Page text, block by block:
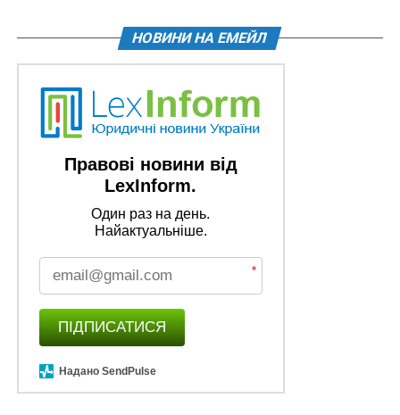
НОВИНИ НА ЕМЕЙЛ
Правові новини від
LexInform.
Один раз на день.
Найактуальніше.
*
ПІДПИСАТИСЯ
Надано SendPulse